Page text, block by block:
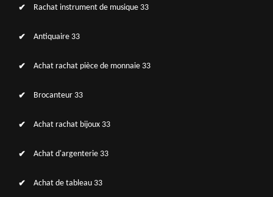
Rachat instrument de musique 33
Antiquaire 33
Achat rachat pièce de monnaie 33
Brocanteur 33
Achat rachat bijoux 33
Achat d'argenterie 33
Achat de tableau 33